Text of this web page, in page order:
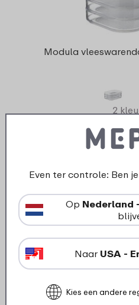
Modula
2
13
Dankzij onze
ook echt vers
Doordat al onze dozen zo
Even ter controle: Ben
Op Nederland
Naar USA -